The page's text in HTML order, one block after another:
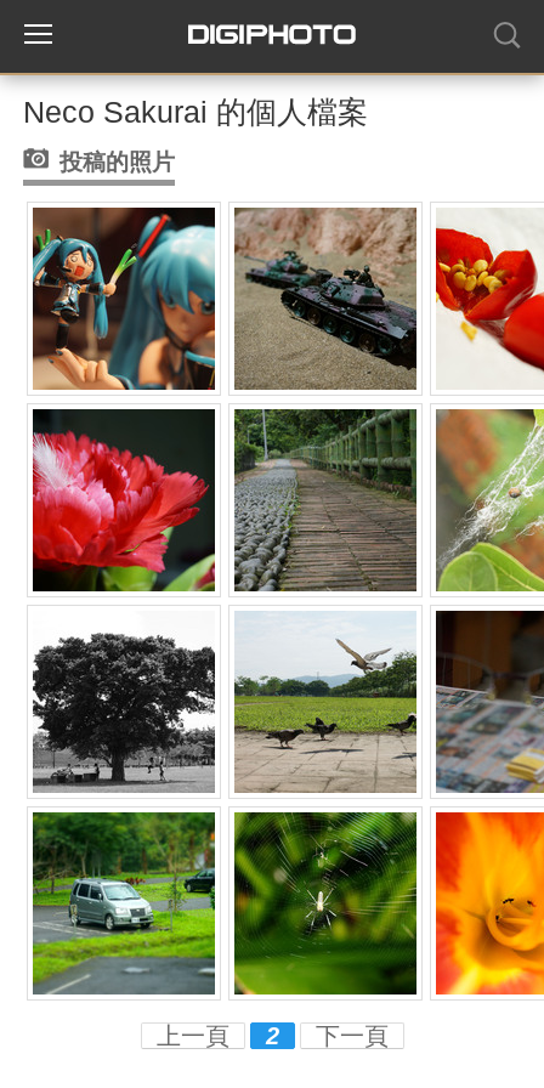
Neco Sakurai 的個人檔案
投稿的照片
上一頁 2 下一頁